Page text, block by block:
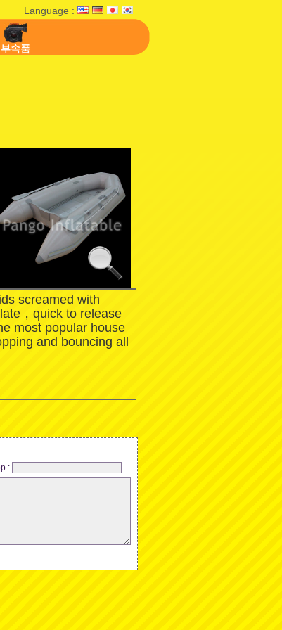
Language :
부속품
screamed with
，quick to release
most popular house
and bouncing all
: